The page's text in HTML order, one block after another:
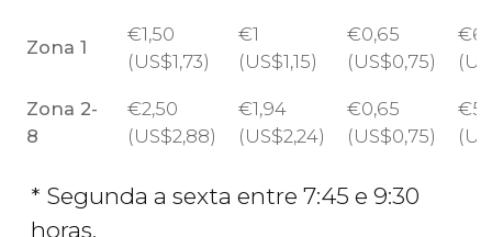
Zona 1
€1,50
(US$1,73)
€1
(US$1,15)
€0,65
(US$0,75)
€6
(
Zona 2-
8
€2,50
(US$2,88)
€1,94
(US$2,24)
€0,65
(US$0,75)
€
(
* Segunda a sexta entre 7:45 e 9:30
horas.